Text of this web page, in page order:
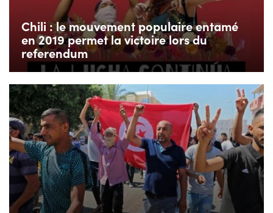
Chili : le mouvement populaire entamé
en 2019 permet la victoire lors du
referendum